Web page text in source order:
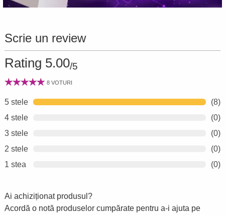
Stelele Zburătoare
Feng Shui și vezi care sunt zonele din casa ta
cu ele. Odată identificate, așază obiectele de protecție
potrivită, consultând tabelul de mai jos pentru ghidare.
Scrie un review
Rating 5.00/5
8 VOTURI
5 stele
(8)
4 stele
(0)
3 stele
(0)
2 stele
(0)
1 stea
(0)
Ai achiziționat produsul?
Acordă o notă produselor cumpărate pentru a-i ajuta pe